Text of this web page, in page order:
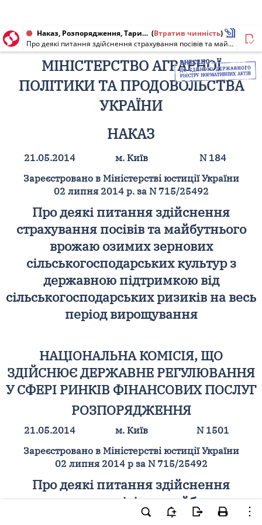
Наказ, Розпорядження, Тарифи, Інструкція, Умови, Форма, Акт, Договір від 21.05.2014 № 184, 1501 (Втратив чинність)
Про деякі питання здійснення страхування посівів та майбутнього врожаю озимих зернових сільськогосподарських культур з державною підтримкою від сільськогосподарських ризиків на весь період вирощування [ЗМІСТ]